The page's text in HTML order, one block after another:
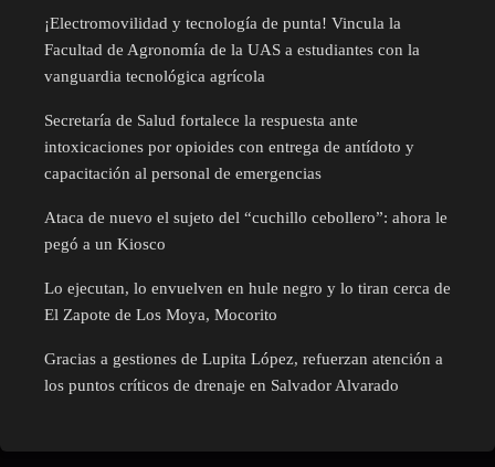
¡Electromovilidad y tecnología de punta! Vincula la
Facultad de Agronomía de la UAS a estudiantes con la
vanguardia tecnológica agrícola
Secretaría de Salud fortalece la respuesta ante
intoxicaciones por opioides con entrega de antídoto y
capacitación al personal de emergencias
Ataca de nuevo el sujeto del “cuchillo cebollero”: ahora le
pegó a un Kiosco
Lo ejecutan, lo envuelven en hule negro y lo tiran cerca de
El Zapote de Los Moya, Mocorito
Gracias a gestiones de Lupita López, refuerzan atención a
los puntos críticos de drenaje en Salvador Alvarado